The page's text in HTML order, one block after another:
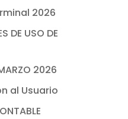
2026
DE USO DE
2026
al Usuario